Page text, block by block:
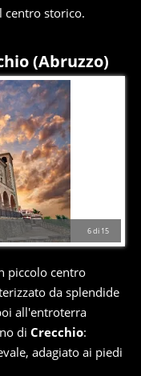
centro storico.
(Abruzzo)
6di 15
piccolo centro
da splendide
all'entroterra
di Crecchio:
adagiato ai piedi